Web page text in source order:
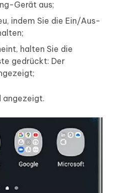
Gerät aus;
indem Sie die Ein/Aus-
halten Sie die
gedrückt: Der
angezeigt.